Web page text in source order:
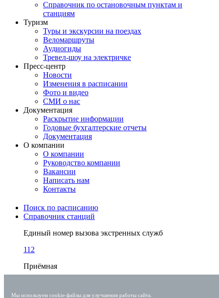
Справочник по остановочным пунктам и
станциям
Туризм
Туры и экскурсии на поездах
Веломаршруты
Аудиогиды
Тревел-шоу на электричке
Пресс-центр
Новости
Изменения в расписании
Фото и видео
СМИ о нас
Документация
Раскрытие информации
Годовые бухгалтерские отчеты
Документация
О компании
О компании
Руководство компании
Вакансии
Написать нам
Контакты
Поиск по расписанию
Справочник станций
Единый номер вызова экстренных служб
112
Приёмная
Мы используем cookie-файлы для улучшения работы сайта.